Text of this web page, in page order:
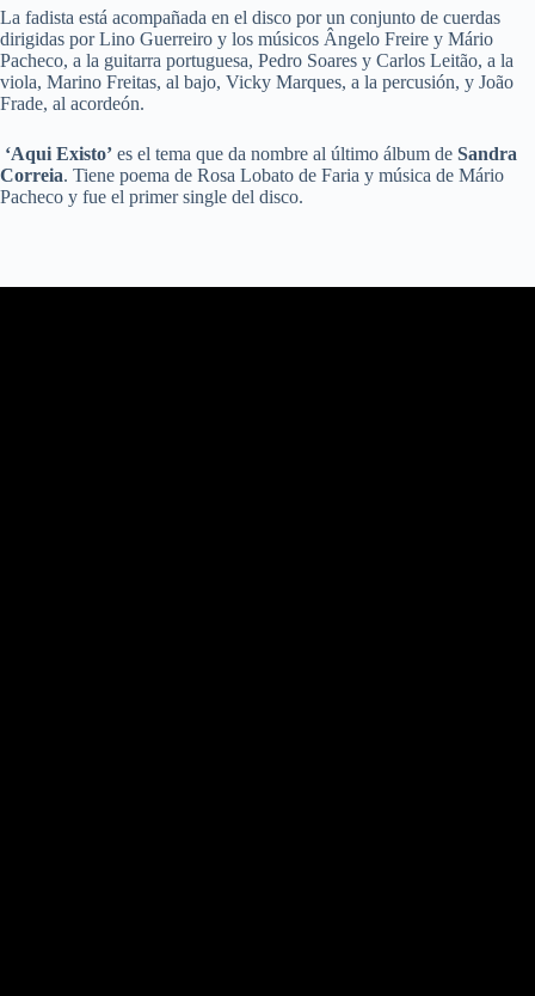
La fadista está acompañada en el disco por un conjunto de cuerdas
dirigidas por Lino Guerreiro y los músicos Ângelo Freire y Mário
Pacheco, a la guitarra portuguesa, Pedro Soares y Carlos Leitão, a la
viola, Marino Freitas, al bajo, Vicky Marques, a la percusión, y João
Frade, al acordeón.
‘Aqui Existo’ es el tema que da nombre al último álbum de Sandra
Correia. Tiene poema de Rosa Lobato de Faria y música de Mário
Pacheco y fue el primer single del disco.